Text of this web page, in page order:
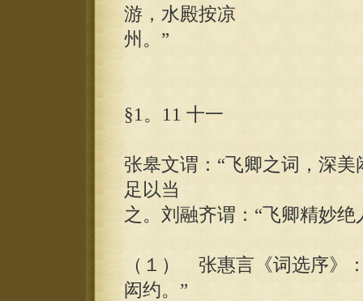
游，水殿按凉
州。”
§1。11 十一
张皋文谓：“飞卿之词，深
足以当
之。刘融齐谓：“飞卿精妙
（１） 张惠言《词选序》
闳约。”